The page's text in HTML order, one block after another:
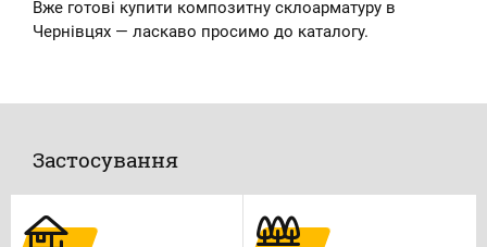
Вже готові купити композитну склоарматуру в
Чернівцях — ласкаво просимо до каталогу.
Застосування